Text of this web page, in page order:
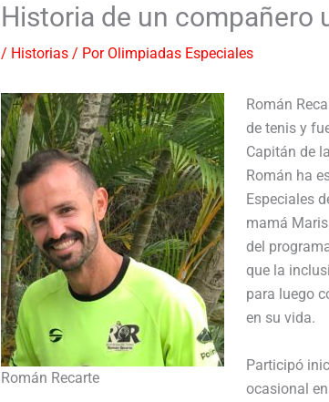
Historia de un compañero
/ Historias/ Por Olimpiadas Especiales
Román Recarte
Román
de tenis y
Capitán de
Román ha
Especiales
mamá
del
que la
para luego
en su vida.
Participó
ocasional